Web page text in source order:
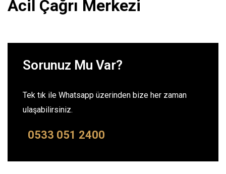
Acil Çağrı Merkezi
Sorunuz Mu Var?
Tek tık ile Whatsapp üzerinden bize her zaman
ulaşabilirsiniz.
0533 051 2400